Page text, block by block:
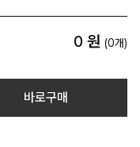
0 원 (0개)
바로구매